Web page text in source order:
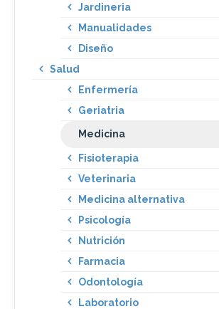
Jardineria
Manualidades
Diseño
Salud
Enfermería
Geriatria
Medicina
Fisioterapia
Veterinaria
Medicina alternativa
Psicología
Nutrición
Farmacia
Odontología
Laboratorio